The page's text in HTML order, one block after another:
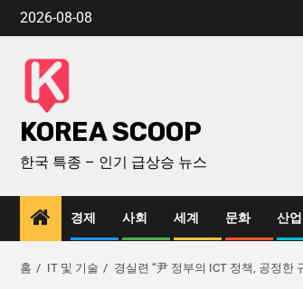
2026-08-08
KOREA SCOOP
한국 특종 – 인기 급상승 뉴스
경제 사회 세계 문화 산업
홈 IT 및 기술 경실련 “尹 정부의 ICT 정책, 공정한